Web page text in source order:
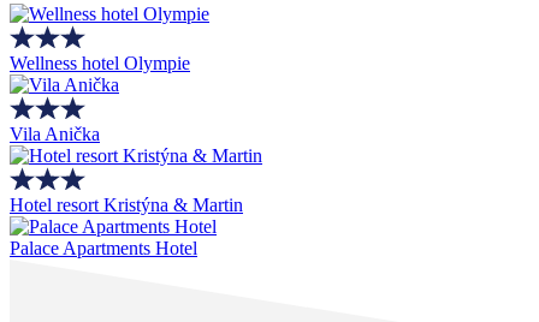
Wellness hotel Olympie
Vila Anička
Hotel resort Kristýna & Martin
Palace Apartments Hotel